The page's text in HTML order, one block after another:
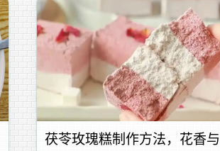
茯苓玫瑰糕制作方法，花香与